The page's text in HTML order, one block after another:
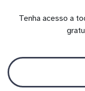
Tenha acesso a